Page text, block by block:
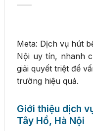
Meta: Dịch vụ hút
Nội uy tín, nhanh
giải quyết triệt để
trường hiệu quả.
Giới thiệu dịch
Tây Hồ, Hà Nội